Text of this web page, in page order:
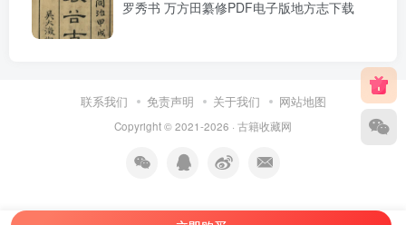
罗秀书 万方田纂修PDF电子版地方志下载
联系我们 免责声明 关于我们 网站地图
Copyright © 2021-2026 · 古籍收藏网